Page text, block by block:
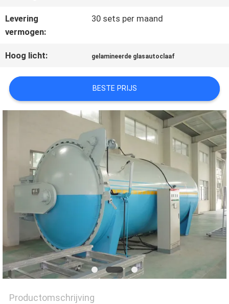
SITEMAP
Levering
vermogen:
30 sets per maand
Hoog licht: gelamineerde glasautoclaaf
BESTE PRIJS
Productomschrijving